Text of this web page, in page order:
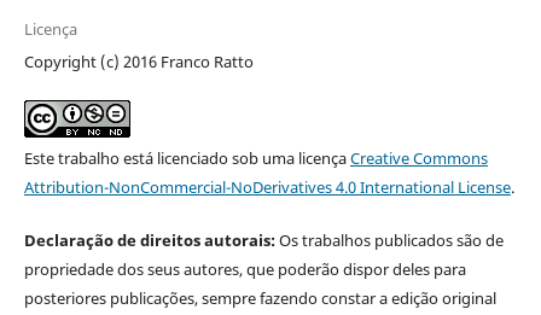
Licença
Copyright (c) 2016 Franco Ratto
Este trabalho está licenciado sob uma licençaCreative Commons
Attribution-NonCommercial-NoDerivatives 4.0 International License.
Declaração de direitos autorais:Os trabalhos publicados são de
propriedade dos seus autores, que poderão dispor deles para
posteriores publicações, sempre fazendo constar a edição original